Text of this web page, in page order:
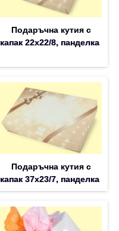
Подаръчна кутия с
капак 22x22/8, панделка
Подаръчна кутия с
капак 37x23/7, панделка